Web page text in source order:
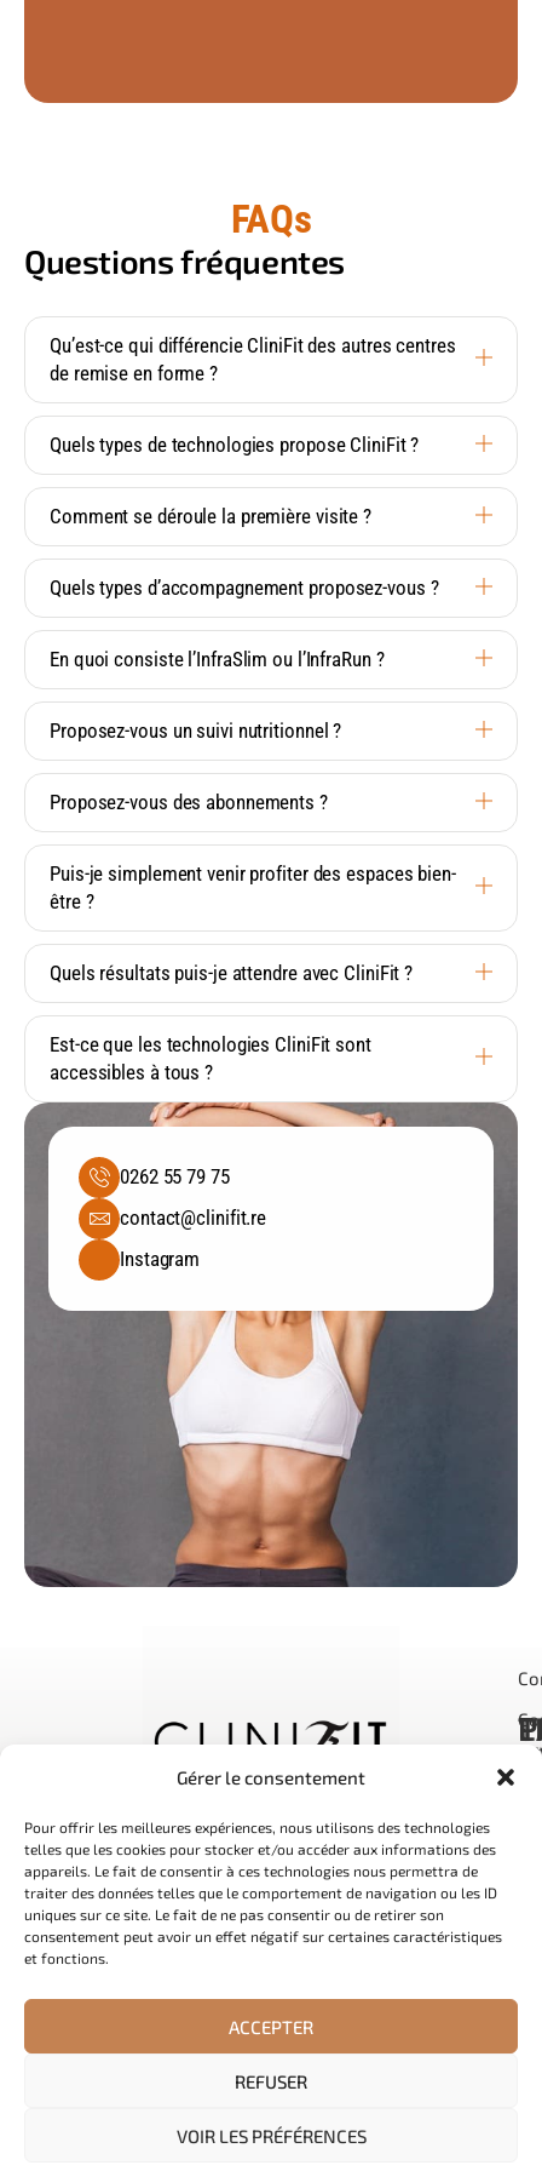
Gérer le consentement
Pour offrir les meilleures expériences, nous utilisons des technologies
telles que les cookies pour stocker et/ou accéder aux informations des
appareils. Le fait de consentir à ces technologies nous permettra de
traiter des données telles que le comportement de navigation ou les ID
uniques sur ce site. Le fait de ne pas consentir ou de retirer son
consentement peut avoir un effet négatif sur certaines caractéristiques
et fonctions.
ACCEPTER
REFUSER
VOIR LES PRÉFÉRENCES
0262 55 79 75
contact@clinifit.re
Instagram
FAQs
Questions fréquentes
Qu’est-ce qui différencie CliniFit des autres centres
de remise en forme ?
Quels types de technologies propose CliniFit ?
Comment se déroule la première visite ?
Quels types d’accompagnement proposez-vous ?
En quoi consiste l’InfraSlim ou l’InfraRun ?
Proposez-vous un suivi nutritionnel ?
Proposez-vous des abonnements ?
Puis-je simplement venir profiter des espaces bien-
être ?
Quels résultats puis-je attendre avec CliniFit ?
Est-ce que les technologies CliniFit sont
accessibles à tous ?